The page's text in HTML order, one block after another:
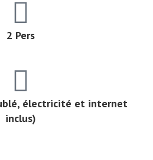
2 Pers
électricité et internet
inclus)